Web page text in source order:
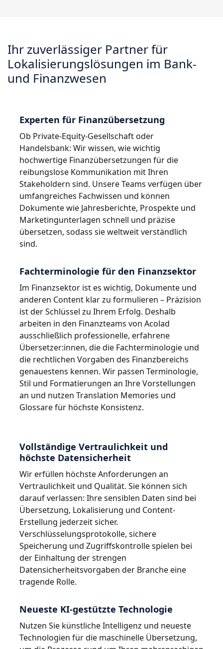
Recht
Öffentliche Institutionen
Alle Branchen
Ihr zuverlässiger Partner für
Lokalisierungslösungen im Bank-
und Finanzwesen
Experten für Finanzübersetzung
Ob Private-Equity-Gesellschaft oder
Handelsbank: Wir wissen, wie wichtig
hochwertige Finanzübersetzungen für die
reibungslose Kommunikation mit Ihren
Stakeholdern sind. Unsere Teams verfügen über
umfangreiches Fachwissen und können
Dokumente wie Jahresberichte, Prospekte und
Marketingunterlagen schnell und präzise
übersetzen, sodass sie weltweit verständlich
sind.
Fachterminologie für den Finanzsektor
Im Finanzsektor ist es wichtig, Dokumente und
anderen Content klar zu formulieren – Präzision
ist der Schlüssel zu Ihrem Erfolg. Deshalb
arbeiten in den Finanzteams von Acolad
ausschließlich professionelle, erfahrene
Übersetzer:innen, die die Fachterminologie und
die rechtlichen Vorgaben des Finanzbereichs
genauestens kennen. Wir passen Terminologie,
Stil und Formatierungen an Ihre Vorstellungen
an und nutzen Translation Memories und
Glossare für höchste Konsistenz.
Vollständige Vertraulichkeit und
höchste Datensicherheit
Wir erfüllen höchste Anforderungen an
Vertraulichkeit und Qualität. Sie können sich
darauf verlassen: Ihre sensiblen Daten sind bei
Übersetzung, Lokalisierung und Content-
Erstellung jederzeit sicher.
Verschlüsselungsprotokolle, sichere
Speicherung und Zugriffskontrolle spielen bei
der Einhaltung der strengen
Datensicherheitsvorgaben der Branche eine
tragende Rolle.
Neueste KI-gestützte Technologie
Nutzen Sie künstliche Intelligenz und neueste
Technologien für die maschinelle Übersetzung,